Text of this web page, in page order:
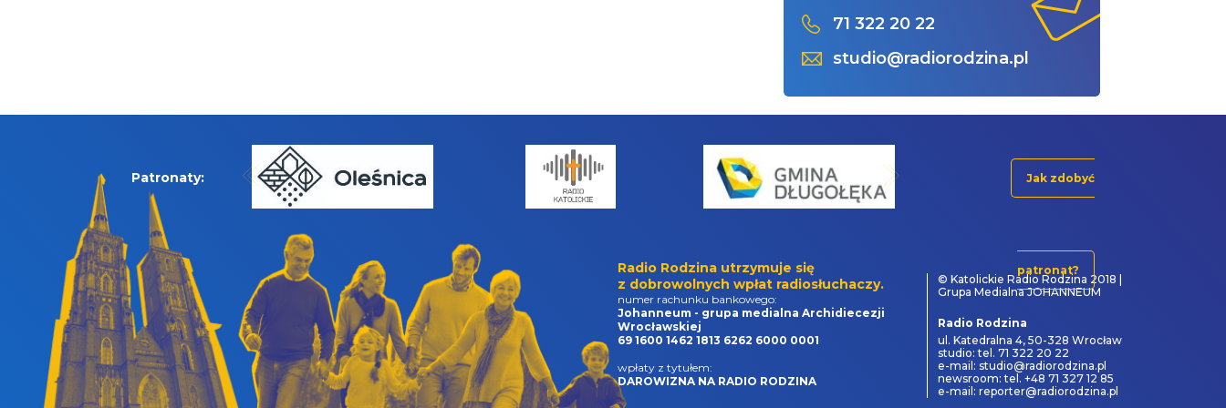
71 322 20 22
studio@radiorodzina.pl
Patronaty: Jak zdobyć
patronat?
Radio Rodzina utrzymuje się
z dobrowolnych wpłat radiosłuchaczy.
numer rachunku bankowego:
Johanneum - grupa medialna Archidiecezji
Wrocławskiej
69 1600 1462 1813 6262 6000 0001
wpłaty z tytułem:
DAROWIZNA NA RADIO RODZINA
© Katolickie Radio Rodzina 2018 |
Grupa Medialna JOHANNEUM
Radio Rodzina
ul. Katedralna 4, 50-328 Wrocław
studio: tel. 71 322 20 22
e-mail: studio@radiorodzina.pl
newsroom: tel. +48 71 327 12 85
e-mail: reporter@radiorodzina.pl